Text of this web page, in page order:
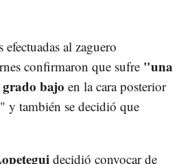
efectuadas al zaguero
confirmaron que sufre "una
bajo en la cara posterior
y también se decidió que
decidió convocar de